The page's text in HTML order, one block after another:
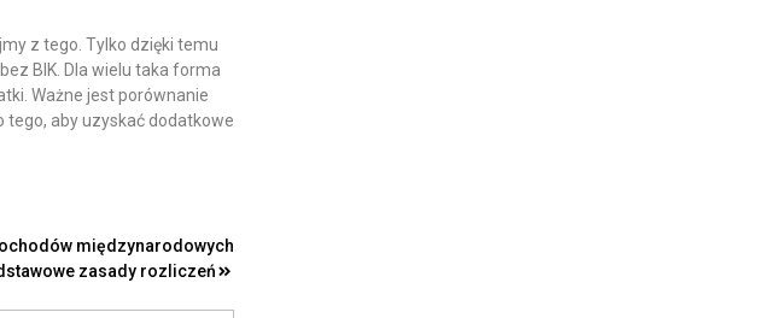
z tego. Tylko dzięki temu
BIK. Dla wielu taka forma
Ważne jest porównanie
tego, aby uzyskać dodatkowe
międzynarodowych
zasady rozliczeń